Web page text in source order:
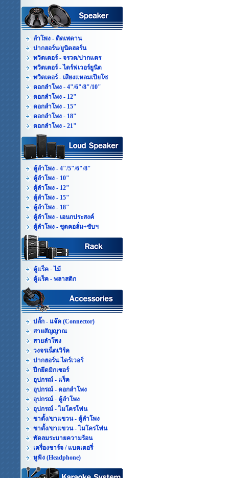
ลำโพง - ติดเพดาน
ปากฮอร์น/ยูนิตฮอร์น
ทวิตเตอร์ - จรวด/ปากแตร
ทวิตเตอร์ - ไดร์ฟเวอร์ยูนิต
ทวิตเตอร์ - เสียงแหลมเปียโซ
ดอกลำโพง - 4"/6"/8"/10"
ดอกลำโพง - 12"
ดอกลำโพง - 15"
ดอกลำโพง - 18"
ดอกลำโพง - 21"
ตู้ลำโพง - 4"/5"/6"/8"
ตู้ลำโพง - 10"
ตู้ลำโพง - 12"
ตู้ลำโพง - 15"
ตู้ลำโพง - 18"
ตู้ลำโพง - เอนกประสงค์
ตู้ลำโพง - ชุดคอลั่ม+ซับฯ
ตู้แร็ค - ไม้
ตู้แร็ค - พลาสติก
ปลั๊ก - แจ๊ค (Connector)
สายสัญญาณ
สายลำโพง
วงจรเน็ตเวิร์ค
ปากฮอร์น-ไดร์เวอร์
ปีกยึดมิกเซอร์
อุปกรณ์ - แร็ค
อุปกรณ์ - ดอกลำโพง
อุปกรณ์ - ตู้ลำโพง
อุปกรณ์ - ไมโครโฟน
ขาตั้ง/ขาแขวน - ตู้ลำโพง
ขาตั้ง/ขาแขวน - ไมโครโฟน
พัดลมระบายความร้อน
เครื่องชาร์จ / แบตเตอรี่
หูฟัง (Headphone)